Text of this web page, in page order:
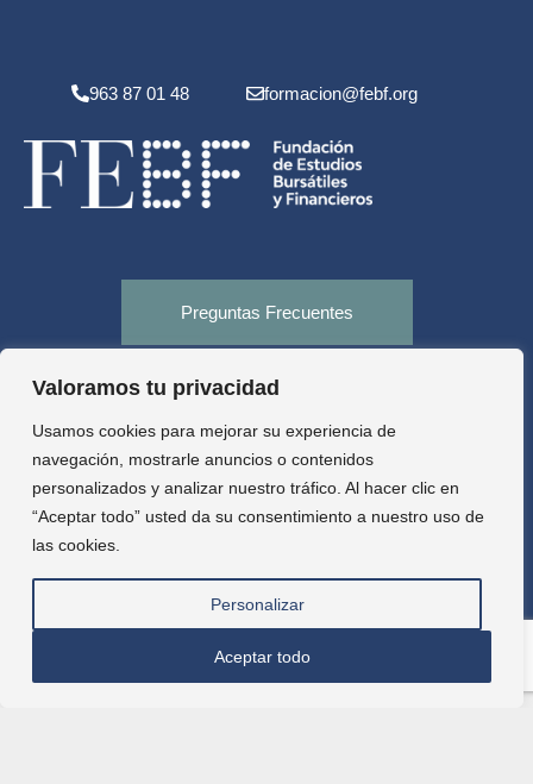
Valoramos tu privacidad
Usamos cookies para mejorar su experiencia de
navegación, mostrarle anuncios o contenidos
personalizados y analizar nuestro tráfico. Al hacer clic en
“Aceptar todo” usted da su consentimiento a nuestro uso de
las cookies.
Personalizar
Aceptar todo
963 87 01 48 formacion@febf.org
Preguntas Frecuentes
Tienda
Aula virtual